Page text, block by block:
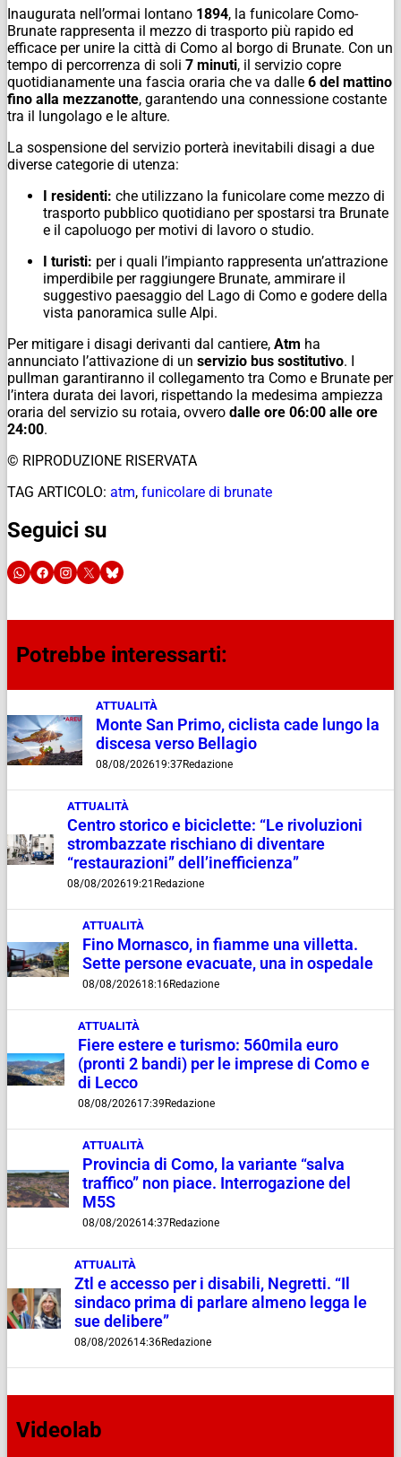
Inaugurata nell’ormai lontano 1894, la funicolare Como-
Brunate rappresenta il mezzo di trasporto più rapido ed
efficace per unire la città di Como al borgo di Brunate. Con un
tempo di percorrenza di soli 7 minuti, il servizio copre
quotidianamente una fascia oraria che va dalle 6 del mattino
fino alla mezzanotte, garantendo una connessione costante
tra il lungolago e le alture.
La sospensione del servizio porterà inevitabili disagi a due
diverse categorie di utenza:
I residenti: che utilizzano la funicolare come mezzo di
trasporto pubblico quotidiano per spostarsi tra Brunate
e il capoluogo per motivi di lavoro o studio.
I turisti: per i quali l’impianto rappresenta un’attrazione
imperdibile per raggiungere Brunate, ammirare il
suggestivo paesaggio del Lago di Como e godere della
vista panoramica sulle Alpi.
Per mitigare i disagi derivanti dal cantiere, Atm ha
annunciato l’attivazione di un servizio bus sostitutivo. I
pullman garantiranno il collegamento tra Como e Brunate per
l’intera durata dei lavori, rispettando la medesima ampiezza
oraria del servizio su rotaia, ovvero dalle ore 06:00 alle ore
24:00.
© RIPRODUZIONE RISERVATA
TAG ARTICOLO: atm, funicolare di brunate
Seguici su
Potrebbe interessarti:
ATTUALITÀ
Monte San Primo, ciclista cade lungo la
discesa verso Bellagio
08/08/202619:37Redazione
ATTUALITÀ
Centro storico e biciclette: “Le rivoluzioni
strombazzate rischiano di diventare
“restaurazioni” dell’inefficienza”
08/08/202619:21 Redazione
ATTUALITÀ
Fino Mornasco, in fiamme una villetta.
Sette persone evacuate, una in ospedale
08/08/202618:16Redazione
ATTUALITÀ
Fiere estere e turismo: 560mila euro
(pronti 2 bandi) per le imprese di Como e
di Lecco
08/08/202617:39 Redazione
ATTUALITÀ
Provincia di Como, la variante “salva
traffico” non piace. Interrogazione del
M5S
08/08/202614:37Redazione
ATTUALITÀ
Ztl e accesso per i disabili, Negretti. “Il
sindaco prima di parlare almeno legga le
sue delibere”
08/08/202614:36Redazione
Videolab